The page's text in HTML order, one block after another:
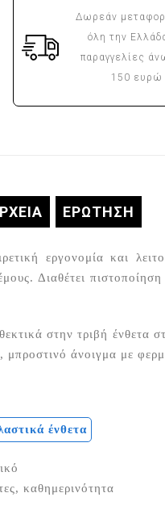
Δωρεάν
όλη την
παραγγελίες
150 ευρώ
ΕΡΏΤΗΣΗ
εργονομία και
Διαθέτει
στην τριβή
μπροστινό άνοιγμα με
ένθετα
καθημερινότητα